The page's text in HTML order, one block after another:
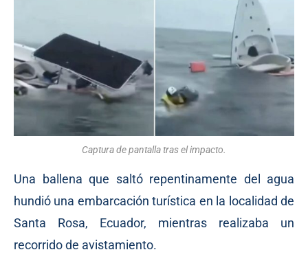
Captura de pantalla tras el impacto.
Una ballena que saltó repentinamente del agua
hundió una embarcación turística en la localidad de
Santa Rosa, Ecuador, mientras realizaba un
recorrido de avistamiento.